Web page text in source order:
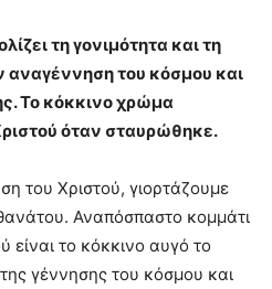
τη γονιμότητα και τη
αναγέννηση του κόσμου και
Το κόκκινο χρώμα
όταν σταυρώθηκε.
του Χριστού, γιορτάζουμε
Αναπόσπαστο κομμάτι
είναι το κόκκινο αυγό το
γέννησης του κόσμου και